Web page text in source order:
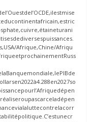
Afrique,Chine/Afriqu